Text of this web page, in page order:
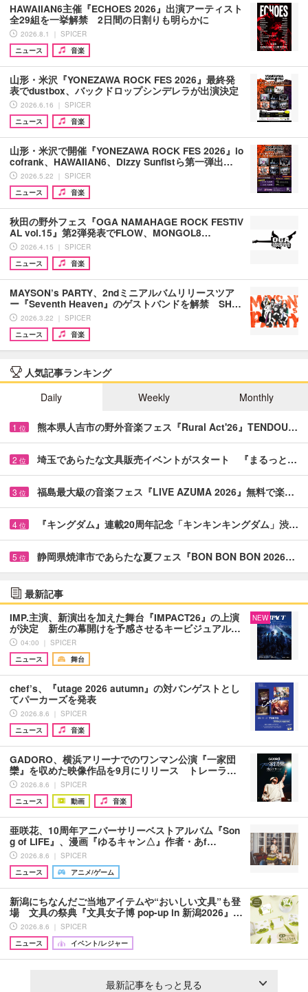
HAWAIIAN6主催『ECHOES 2026』出演アーティスト
全29組を一挙解禁 2日間の日割りも明らかに
2026.8.1 ｜ SPICER
ニュース
音楽
山形・米沢『YONEZAWA ROCK FES 2026』最終発
表でdustbox、バックドロップシンデレラが出演決定
2026.6.16 ｜ SPICER
ニュース
音楽
山形・米沢で開催『YONEZAWA ROCK FES 2026』lo
cofrank、HAWAIIAN6、Dizzy Sunfistら第一弾出…
2026.5.22 ｜ SPICER
ニュース
音楽
秋田の野外フェス『OGA NAMAHAGE ROCK FESTIV
AL vol.15』第2弾発表でFLOW、MONGOL8…
2026.4.15 ｜ SPICER
ニュース
音楽
MAYSON’s PARTY、2ndミニアルバムリリースツア
ー『Seventh Heaven』のゲストバンドを解禁 SH…
2026.3.22 ｜ SPICER
ニュース
音楽
人気記事ランキング
Daily
Weekly Monthly
1 位 熊本県人吉市の野外音楽フェス『Rural Act'26』TENDOU…
2 位 埼玉であらたな文具販売イベントがスタート 『まるっと…
3 位 福島最大級の音楽フェス『LIVE AZUMA 2026』無料で楽…
4 位 『キングダム』連載20周年記念「キンキンキングダム」渋…
5 位 静岡県焼津市であらたな夏フェス『BON BON BON 2026…
最新記事
IMP.主演、新演出を加えた舞台『IMPACT26』の上演
が決定 新生の幕開けを予感させるキービジュアル…
04:00 ｜ SPICER
ニュース
舞台
NEW
chef’s、『utage 2026 autumn』の対バンゲストとし
てパーカーズを発表
2026.8.6 ｜ SPICER
ニュース
音楽
GADORO、横浜アリーナでのワンマン公演『一家団
欒』を収めた映像作品を9月にリリース トレーラ…
2026.8.6 ｜ SPICER
ニュース
動画 音楽
亜咲花、10周年アニバーサリーベストアルバム『Son
g of LIFE』、漫画『ゆるキャン△』作者・あf…
2026.8.6 ｜ SPICER
ニュース
アニメ/ゲーム
新潟にちなんだご当地アイテムや“おいしい文具”も登
場 文具の祭典『文具女子博 pop-up in 新潟2026』…
2026.8.6 ｜ SPICER
ニュース
イベント/レジャー
最新記事をもっと見る